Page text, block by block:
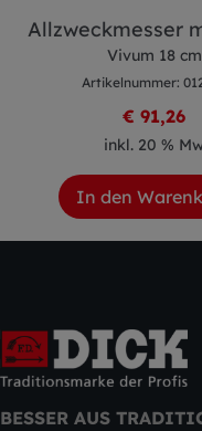
Allzweckmesser
Vivum 18 cm
Artikelnummer:
€ 91,26
inkl. 20 %
In den
BESSER AUS